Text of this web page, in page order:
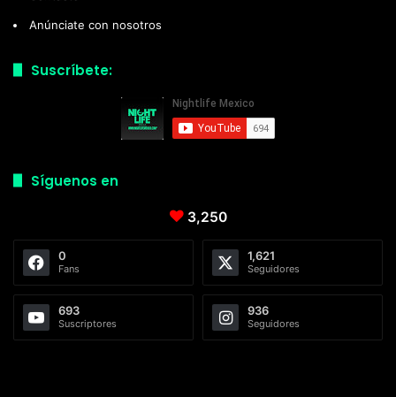
Anúnciate con nosotros
Suscríbete:
Síguenos en
3,250
0
Fans
1,621
Seguidores
693
Suscriptores
936
Seguidores